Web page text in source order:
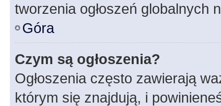
tworzenia ogłoszeń globalnych
Góra
Czym są ogłoszenia?
Ogłoszenia często zawierają
którym się znajdują, i